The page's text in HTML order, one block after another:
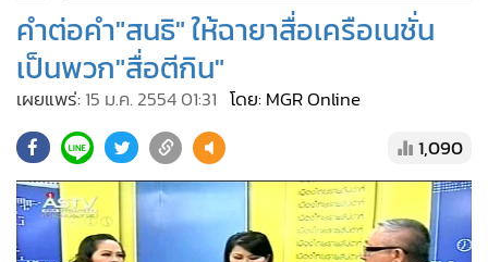
ผู้จัดการรายวัน
• คอลัมนิสต์
• ละคร
• Cyber BIZ
• ผู้จัดกวน
• Good health & Well-being
•
Green Innovation & SD
คำต่อคำ"สนธิ" ให้ฉายาสื่อเครือเนชั่น
เป็นพวก"สื่อตีกิน"
เผยแพร่: 15 ม.ค. 2554 01:31 โดย: MGR Online
1,090